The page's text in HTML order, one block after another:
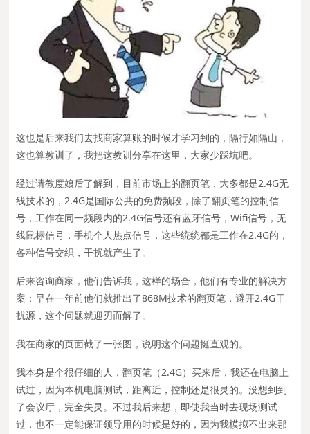
这也是后来我们去找商家算账的时候才学习到的，隔行如隔山，
这也算教训了，我把这教训分享在这里，大家少踩坑吧。
经过请教度娘后了解到，目前市场上的翻页笔，大多都是2.4G无
线技术的，2.4G是国际公共的免费频段，除了翻页笔的控制信
号，工作在同一频段内的2.4G信号还有蓝牙信号，Wifi信号，无
线鼠标信号，手机个人热点信号，这些统统都是工作在2.4G的，
各种信号交织，干扰就产生了。
后来咨询商家，他们告诉我，这样的场合，他们有专业的解决方
案：早在一年前他们就推出了868M技术的翻页笔，避开2.4G干
扰源，这个问题就迎刃而解了。
我在商家的页面截了一张图，说明这个问题挺直观的。
我本身是个很仔细的人，翻页笔（2.4G）买来后，我还在电脑上
试过，因为本机电脑测试，距离近，控制还是很灵的。没想到到
了会议厅，完全失灵。不过我后来想，即使我当时去现场测试
过，也不一定能保证领导用的时候是好的，因为我模拟不出来那